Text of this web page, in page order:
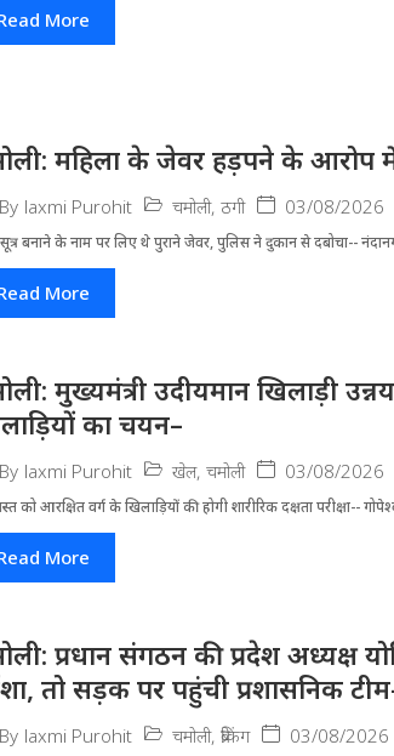
More
महिला के जेवर हड़पने के आरोप में
By laxmi Purohit चमोली, ठगी 03/08/2026
बनाने के नाम पर लिए थे पुराने जेवर, पुलिस ने दुकान से दबोचा--
More
मुख्यमंत्री उदीयमान खिलाड़ी
का चयन–
By laxmi Purohit खेल, चमोली 03/08/2026
को आरक्षित वर्ग के खिलाड़ियों की होगी शारीरिक दक्षता परीक्षा--
More
प्रधान संगठन की प्रदेश अध्यक्ष
तो सड़क पर पहुंची प्रशासनिक
By laxmi Purohit चमोली, ब्रेकिंग 03/08/2026